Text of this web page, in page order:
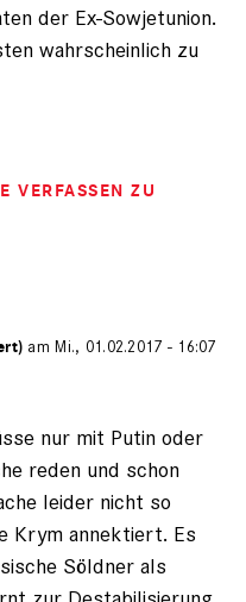
der Ex-Sowjetunion.
wahrscheinlich zu
VERFASSEN ZU
am Mi., 01.02.2017 - 16:07
nur mit Putin oder
reden und schon
leider nicht so
Krym annektiert. Es
Söldner als